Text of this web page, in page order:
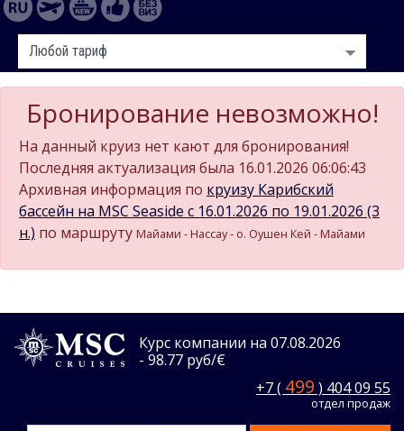
Бронирование невозможно!
На данный круиз нет кают для бронирования!
Последняя актуализация была 16.01.2026 06:06:43
Архивная информация по круизу Карибский
бассейн на MSC Seaside c 16.01.2026 по 19.01.2026 (3
н.) по маршруту Майами - Нассау - о. Оушен Кей - Майами
Курс компании на 07.08.2026
- 98.77 руб/€
+7 ( 499 ) 404 09 55
отдел продаж